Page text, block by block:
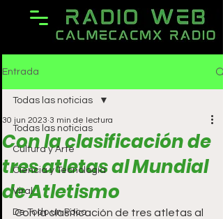
Entrada
Todas las noticias
Cultura y Arte
Ciencia y Tecnología
Viral
De Todo un Poco
Todas las noticias
Con la clasificación de
tres atletas al Mundial
de Atletismo
30 jun 2023 3 min de lectura
Con la clasificación de tres atletas al